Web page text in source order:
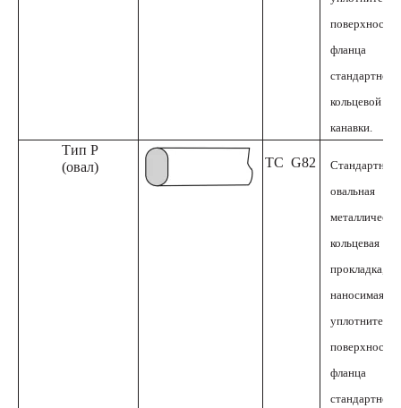
поверхность
фланца
стандартной
кольцевой
канавки.
Тип Р
(овал)
ТС G82
Стандартная
овальная
кольцевая
прокладка,
наносимая на
поверхность
фланца
стандартной